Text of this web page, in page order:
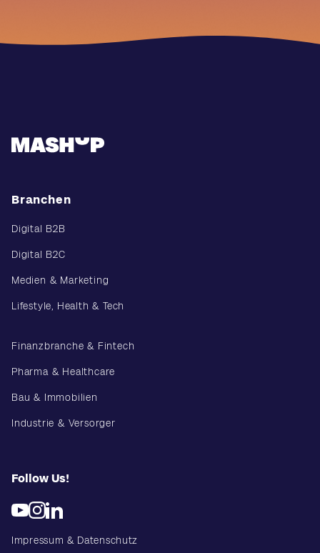
Branchen
Digital B2B
Digital B2C
Medien & Marketing
Lifestyle, Health & Tech
Finanzbranche & Fintech
Pharma & Healthcare
Bau & Immobilien
Industrie & Versorger
Follow Us!
Impressum & Datenschutz